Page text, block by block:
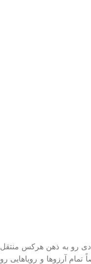
رو به ذهن هرکس منتقل
آرزوها و رویاهایی رو